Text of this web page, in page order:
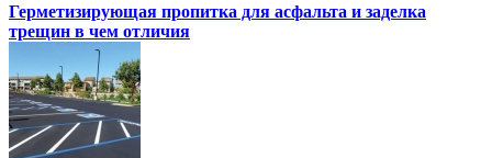
Герметизирующая пропитка для асфальта и заделка
трещин в чем отличия